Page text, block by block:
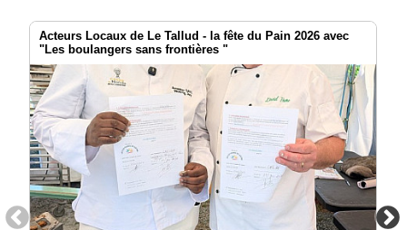
Acteurs Locaux de Le Tallud - la fête du Pain 2026 avec
"Les boulangers sans frontières "